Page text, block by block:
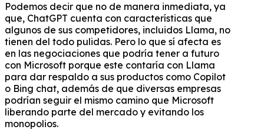
Podemos decir que no de manera inmediata, ya
que, ChatGPT cuenta con características que
algunos de sus competidores, incluidos Llama, no
tienen del todo pulidas. Pero lo que sí afecta es
en las negociaciones que podría tener a futuro
con Microsoft porque este contaría con Llama
para dar respaldo a sus productos como Copilot
o Bing chat, además de que diversas empresas
podrían seguir el mismo camino que Microsoft
liberando parte del mercado y evitando los
monopolios.